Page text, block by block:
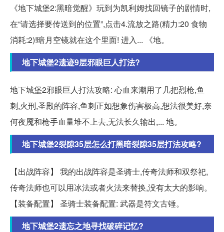
《地下城堡2:黑暗觉醒》玩到为凯利姆找回镜子的剧情时,
在“请选择要传送到的位置”,点击4.流放之路(精力:20 食物
消耗:2)!暗月空镜就在这个里面! 进入... 《地。
地下城堡2遗迹9层邪眼巨人打法?
地下城堡2邪眼巨人打法攻略: 心血来潮用了几把烈枪,鱼
刺,火刑,圣殿的阵容,鱼刺正如想象伤害极高,想法很美好,奈
何夜魇和枪手血量堆不上去,无法长久输出,... 地。
地下城堡2裂隙35层怎么打黑暗裂隙35层打法攻略?
【出战阵容】 我的出战阵容是圣骑士,传奇法师和双祭祀,
传奇法师也可以用冰法或者火法来替换,没有太大的影响。
【装备配置】 圣骑士装备配置: 武器是符文古锤。
地下城堡2遗忘之地寻找破碎记忆?